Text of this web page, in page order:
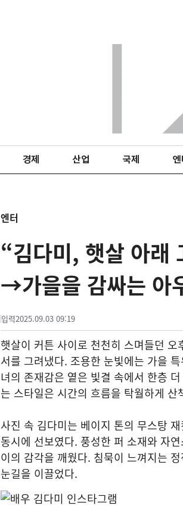
경제 산업 국제 엔
엔터
“김다미, 햇살 아래
→가을을 감싸는 아
입력2025.09.03 09:19
햇살이 커튼 사이로 천천히 스며들던
서를 그려냈다. 조용한 눈빛에는 가을
녀의 존재감은 옅은 빛결 속에서 한층
는 스타일은 시간의 흐름을 탁월하게
사진 속 김다미는 베이지 톤의 무스탕
동시에 선보였다. 풍성한 퍼 소재와 자
이의 감각을 깨웠다. 침묵이 느껴지는
눈길을 이끌었다.